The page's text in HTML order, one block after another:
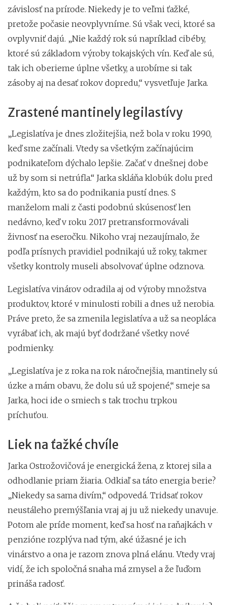
závislosť na prírode. Niekedy je to veľmi ťažké,
pretože počasie neovplyvníme. Sú však veci, ktoré sa
ovplyvniť dajú. „Nie každý rok sú napríklad cibéby,
ktoré sú základom výroby tokajských vín. Keď ale sú,
tak ich oberieme úplne všetky, a urobíme si tak
zásoby aj na desať rokov dopredu,“ vysvetľuje Jarka.
Zrastené mantinely legilastívy
„Legislatíva je dnes zložitejšia, než bola v roku 1990,
keď sme začínali. Vtedy sa všetkým začínajúcim
podnikateľom dýchalo lepšie. Začať v dnešnej dobe
už by som si netrúfla.“ Jarka skláňa klobúk dolu pred
každým, kto sa do podnikania pustí dnes. S
manželom mali z časti podobnú skúsenosť len
nedávno, keď v roku 2017 pretransformovávali
živnosť na eseročku. Nikoho vraj nezaujímalo, že
podľa prísnych pravidiel podnikajú už roky, takmer
všetky kontroly museli absolvovať úplne odznova.
Legislatíva vinárov odradila aj od výroby množstva
produktov, ktoré v minulosti robili a dnes už nerobia.
Práve preto, že sa zmenila legislatíva a už sa neopláca
vyrábať ich, ak majú byť dodržané všetky nové
podmienky.
„Legislatíva je z roka na rok náročnejšia, mantinely sú
úzke a mám obavu, že dolu sú už spojené,“ smeje sa
Jarka, hoci ide o smiech s tak trochu trpkou
príchuťou.
Liek na ťažké chvíle
Jarka Ostrožovičová je energická žena, z ktorej sila a
odhodlanie priam žiaria. Odkiaľ sa táto energia berie?
„Niekedy sa sama divím,“ odpovedá. Tridsať rokov
neustáleho premýšľania vraj aj ju už niekedy unavuje.
Potom ale príde moment, keď sa hosť na raňajkách v
penzióne rozplýva nad tým, aké úžasné je ich
vinárstvo a ona je razom znova plná elánu. Vtedy vraj
vidí, že ich spoločná snaha má zmysel a že ľuďom
prináša radosť.